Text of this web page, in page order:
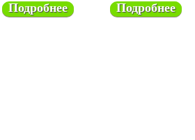
Подробнее Подробнее